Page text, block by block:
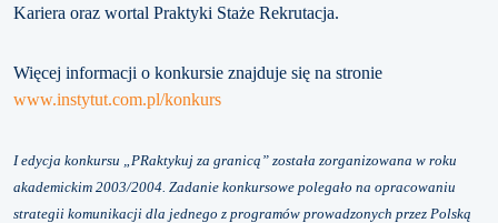
Kariera oraz wortal Praktyki Staże Rekrutacja.
Więcej informacji o konkursie znajduje się na stronie
www.instytut.com.pl/konkurs
I edycja konkursu „PRaktykuj za granicą” została zorganizowana w roku
akademickim 2003/2004. Zadanie konkursowe polegało na opracowaniu
strategii komunikacji dla jednego z programów prowadzonych przez Polską